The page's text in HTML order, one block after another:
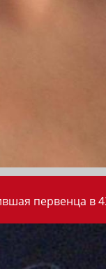
первенца в